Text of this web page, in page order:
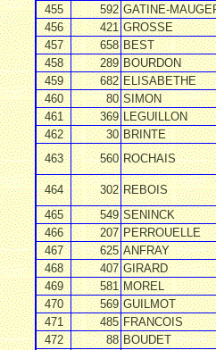
455
592 GATINE-
456
421 GROSSE
457
658 BEST
458
289 BOURDON
459
682 ELISABETHE
460
80 SIMON
461
369 LEGUILLON
462
30 BRINTE
463
560 ROCHAIS
464 302 REBOIS
465
549 SENINCK
466
207 PERROUELLE
467
625 ANFRAY
468
407 GIRARD
469
581 MOREL
470
569 GUILMOT
471
485 FRANCOIS
472
88 BOUDET